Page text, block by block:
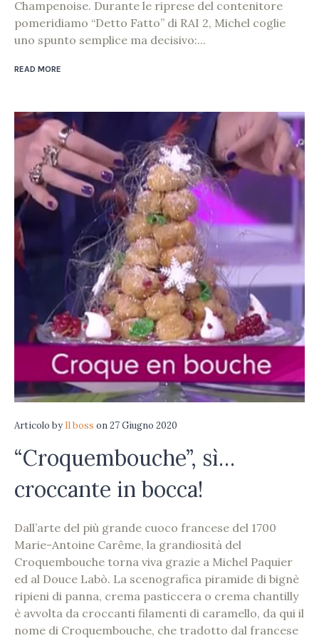
Champenoise. Durante le riprese del contenitore
pomeridiamo “Detto Fatto” di RAI 2, Michel coglie
uno spunto semplice ma decisivo:...
READ MORE
Articolo by Il boss on27 Giugno 2020
“Croquembouche”, sì…
croccante in bocca!
Dall’arte del più grande cuoco francese del 1700
Marie-Antoine Carême, la grandiosità del
Croquembouche torna viva grazie a Michel Paquier
ed al Douce Labò. La scenografica piramide di bignè
ripieni di panna, crema pasticcera o crema chantilly
è avvolta da croccanti filamenti di caramello, da qui il
nome di Croquembouche, che tradotto dal francese